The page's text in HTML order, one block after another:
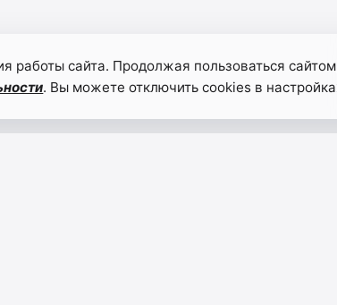
работы сайта. Продолжая пользоваться
. Вы можете отключить cookies в